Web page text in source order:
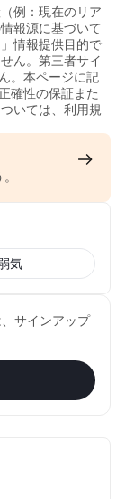
例：現在のリア
報源に基づいて
情報提供目的で
ん。第三者サイ
。本ページに記
確性の保証また
いては、利用規
気
サインアップ